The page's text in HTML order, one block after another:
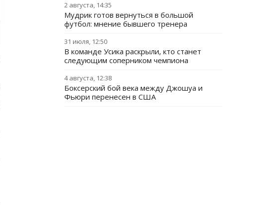
2 августа, 14:35
Мудрик готов вернуться в большой
футбол: мнение бывшего тренера
31 июля, 12:50
В команде Усика раскрыли, кто станет
следующим соперником чемпиона
4 августа, 12:38
Боксерский бой века между Джошуа и
Фьюри перенесен в США